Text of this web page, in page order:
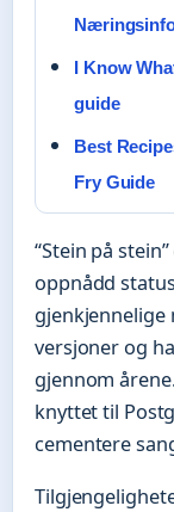
I Know
guide
Best
Fry Guide
“Stein på
oppnådd
gjenkjennelige
versjoner og
gjennom
knyttet til
cementere